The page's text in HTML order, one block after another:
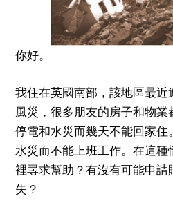
你好。
我住在英國南部，該地區最近
風災，很多朋友的房子和物業
停電和水災而幾天不能回家住
水災而不能上班工作。在這
裡尋求幫助？有沒有可能申請
失？